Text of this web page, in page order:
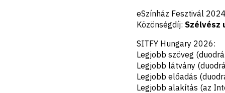
eSzínház Fesztivál
Közönségdíj: Szélvész
SITFY Hungary 2026:
Legjobb szöveg
Legjobb látvány
Legjobb előadás
Legjobb alakítás (az